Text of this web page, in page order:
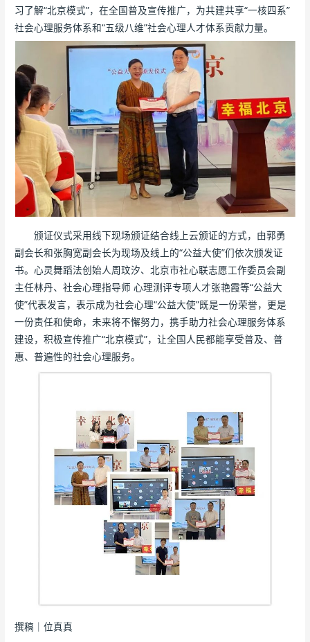
习了解“北京模式”，在全国普及宣传推广，为共建共享“一核四系”
社会心理服务体系和“五级八维”社会心理人才体系贡献力量。
颁证仪式采用线下现场颁证结合线上云颁证的方式，由郭勇
副会长和张胸宽副会长为现场及线上的“公益大使”们依次颁发证
书。心灵舞蹈法创始人周玟汐、北京市社心联志愿工作委员会副
主任林丹、社会心理指导师 心理测评专项人才张艳霞等“公益大
使”代表发言，表示成为社会心理“公益大使”既是一份荣誉，更是
一份责任和使命，未来将不懈努力，携手助力社会心理服务体系
建设，积极宣传推广“北京模式”，让全国人民都能享受普及、普
惠、普遍性的社会心理服务。
撰稿｜位真真